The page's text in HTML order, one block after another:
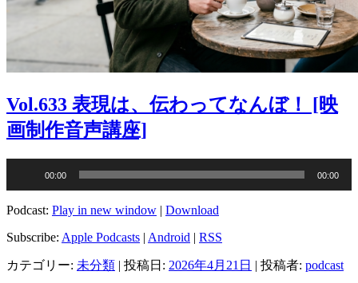
Vol.633 表現は、伝わってなんぼ！ [映
画制作音声講座]
レ
ー
ー
00:00 00:00
Podcast: Play in new window | Download
Subscribe: Apple Podcasts | Android | RSS
カテゴリー: 未分類 | 投稿日: 2026年4月21日 | 投稿者: podcast